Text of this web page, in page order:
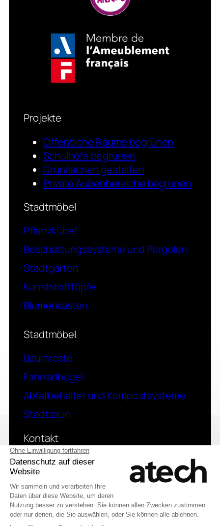
Projekte
Öffentliche Räume begrünen
Schulhöfe begrünen
Grünflächen gestalten
Private Außenbereiche begrünen
Stadtmöbel
Pflanzkübel
Beschattungssysteme und Pergolen
Stadtgärten
Kunststofftöpfe
Blumenkästen
Stadtmöbel
Baumroste
Fahrradbügel
Abfallbehälter und Kompostsysteme
Stadtzaun
Kontakt
Eine Frage? Kontaktieren Sie uns
© 2026 Atech SAS